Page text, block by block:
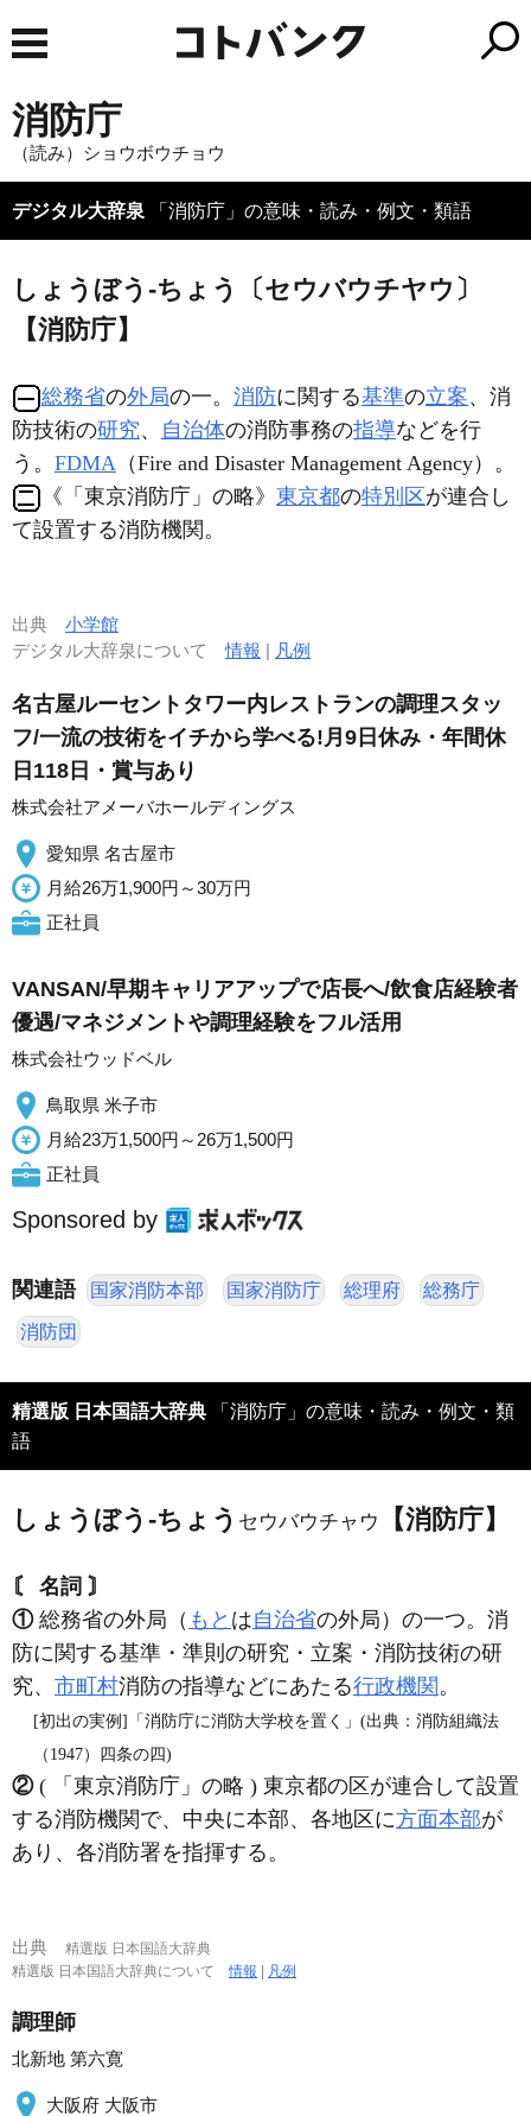
消防庁
（読み）ショウボウチョウ
デジタル大辞泉 「消防庁」の意味・読み・例文・類語
しょうぼう‐ちょう〔セウバウチヤウ〕
【消防庁】
総務省の外局の一。 消防に関する基準の立案、消
防技術の研究、 自治体の消防事務の指導などを行
う。 FDMA （Fire and Disaster Management Agency）。
《「東京消防庁」の略》 東京都の特別区 が連合し
て設置する消防機関。
出典 小学館
デジタル大辞泉について情報 | 凡例
名古屋ルーセントタワー内レストランの調理スタッ
フ/一流の技術をイチから学べる!月9日休み・年間休
日118日・賞与あり
株式会社アメーバホールディングス
愛知県 名古屋市
月給26万1,900円～30万円
正社員
VANSAN/早期キャリアアップで店長へ/飲食店経験者
優遇/マネジメントや調理経験をフル活用
株式会社ウッドベル
鳥取県 米子市
月給23万1,500円～26万1,500円
正社員
Sponsored by
関連語 国家消防本部 国家消防庁 総理府 総務庁
消防団
精選版 日本国語大辞典 「消防庁」の意味・読み・例文・類
語
しょうぼう‐ちょう セウバウチャウ 【消防庁】
〘 名詞 〙
①総務省の外局（ もと は自治省の外局）の一つ。消
防に関する基準・準則の研究・立案・消防技術の研
究、 市町村消防の指導などにあたる行政機関 。
[初出の実例]「消防庁に消防大学校を置く」(出典：消防組織法
（1947）四条の四)
②( 「東京消防庁」の略 ) 東京都の区が連合して設置
する消防機関で、中央に本部、各地区に方面本部が
あり、各消防署を指揮する。
出典
精選版 日本国語大辞典
精選版 日本国語大辞典について情報 | 凡例
調理師
北新地 第六寛
大阪府 大阪市